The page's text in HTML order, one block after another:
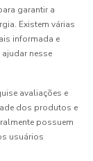
garantir a
Existem várias
informada e
nesse
avaliações e
dos produtos e
possuem
usuários